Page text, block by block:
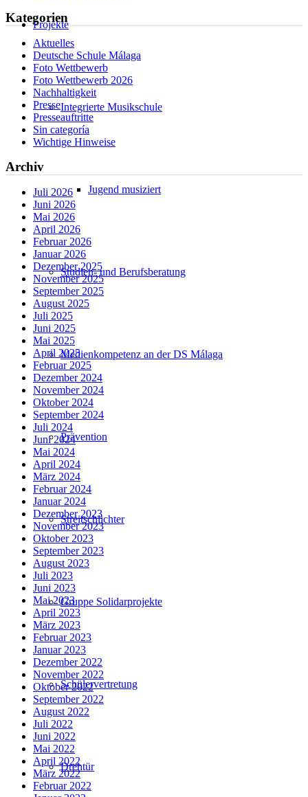
Projekte
Integrierte Musikschule
Jugend musiziert
Studien- und Berufsberatung
Medienkompetenz an der DS Málaga
Prävention
Streitschlichter
Gruppe Solidarprojekte
Schülervertretung
Drehtür
Kategorien
Aktuelles
Deutsche Schule Málaga
Foto Wettbewerb
Foto Wettbewerb 2026
Nachhaltigkeit
Presse
Presseauftritte
Sin categoría
Wichtige Hinweise
Archiv
Juli 2026
Juni 2026
Mai 2026
April 2026
Februar 2026
Januar 2026
Dezember 2025
November 2025
September 2025
August 2025
Juli 2025
Juni 2025
Mai 2025
April 2025
Februar 2025
Dezember 2024
November 2024
Oktober 2024
September 2024
Juli 2024
Juni 2024
Mai 2024
April 2024
März 2024
Februar 2024
Januar 2024
Dezember 2023
November 2023
Oktober 2023
September 2023
August 2023
Juli 2023
Juni 2023
Mai 2023
April 2023
März 2023
Februar 2023
Januar 2023
Dezember 2022
November 2022
Oktober 2022
September 2022
August 2022
Juli 2022
Juni 2022
Mai 2022
April 2022
März 2022
Februar 2022